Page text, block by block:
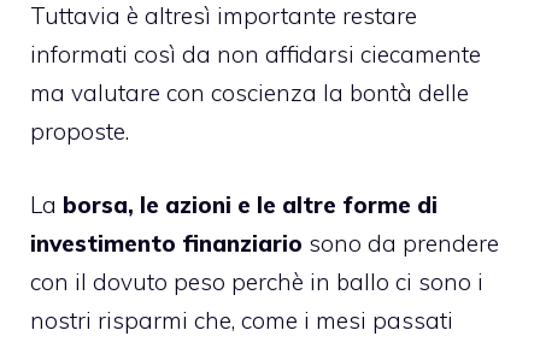
Tuttavia è altresì importante restare
informati così da non affidarsi ciecamente
ma valutare con coscienza la bontà delle
proposte.
La borsa, le azioni e le altre forme di
investimento finanziario sono da prendere
con il dovuto peso perchè in ballo ci sono i
nostri risparmi che, come i mesi passati